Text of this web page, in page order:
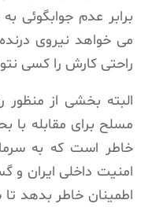
برابر عدم جوابگوئی
می خواهد نیروی
راحتی کارش را کسی
البته بخشی از منظور
مسلح برای مقابله با
خاطر است که به
امنیت داخلی ایران و
اطمینان خاطر بدهد تا